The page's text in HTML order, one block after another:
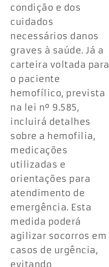
condição e dos
cuidados
necessários danos
graves à saúde. Já a
carteira voltada para
o paciente
hemofílico, prevista
na lei nº 9.585,
incluirá detalhes
sobre a hemofilia,
medicações
utilizadas e
orientações para
atendimento de
emergência. Esta
medida poderá
agilizar socorros em
casos de urgência,
evitando